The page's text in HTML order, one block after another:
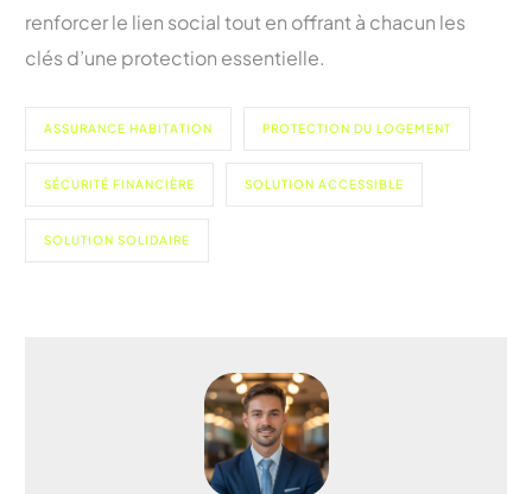
renforcer le lien social tout en offrant à chacun les
clés d’une protection essentielle.
ASSURANCE HABITATION PROTECTION DU LOGEMENT
SÉCURITÉ FINANCIÈRE SOLUTION ACCESSIBLE
SOLUTION SOLIDAIRE